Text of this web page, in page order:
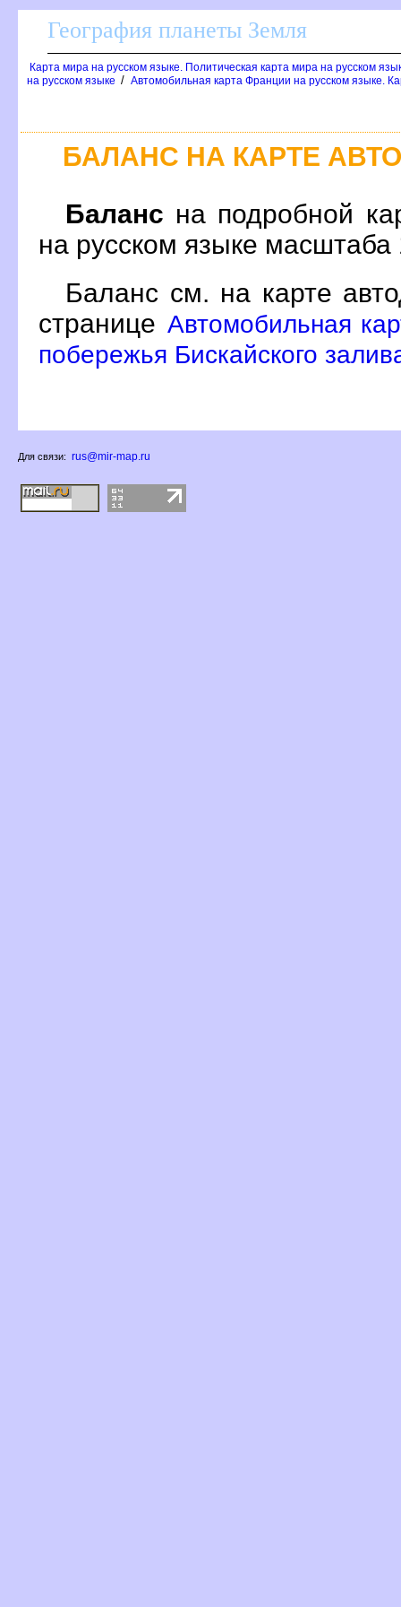
География планеты Земля
Карта мира на русском языке. Политическая карта мира на русском
на русском языке / Автомобильная карта Франции на русском языке.
БАЛАНС НА КАРТЕ
Баланс на подробной
на русском языке
Баланс см. на карте
странице Автомобильная
побережья Бискайского
Для связи: rus@mir-map.ru